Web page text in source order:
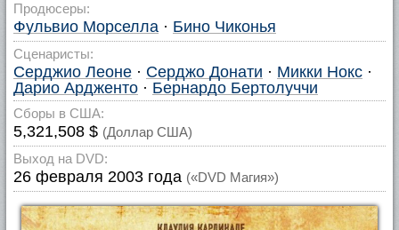
Продюсеры:
Фульвио Морселла · Бино Чиконья
Сценаристы:
Серджио Леоне · Серджо Донати · Микки Нокс ·
Дарио Ардженто · Бернардо Бертолуччи
Сборы в США:
5,321,508 $ (Доллар США)
Выход на DVD:
26 февраля 2003 года («DVD Магия»)